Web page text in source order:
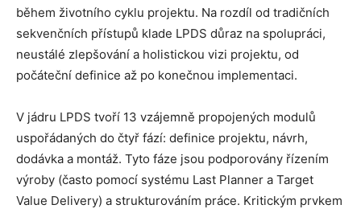
během životního cyklu projektu. Na rozdíl od tradičních
sekvenčních přístupů klade LPDS důraz na spolupráci,
neustálé zlepšování a holistickou vizi projektu, od
počáteční definice až po konečnou implementaci.
V jádru LPDS tvoří 13 vzájemně propojených modulů
uspořádaných do čtyř fází: definice projektu, návrh,
dodávka a montáž. Tyto fáze jsou podporovány řízením
výroby (často pomocí systému Last Planner a Target
Value Delivery) a strukturováním práce. Kritickým prvkem